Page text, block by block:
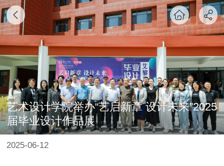
艺术设计学院举办“艺启新章 设计未来”2025
届毕业设计作品展
2025-06-12